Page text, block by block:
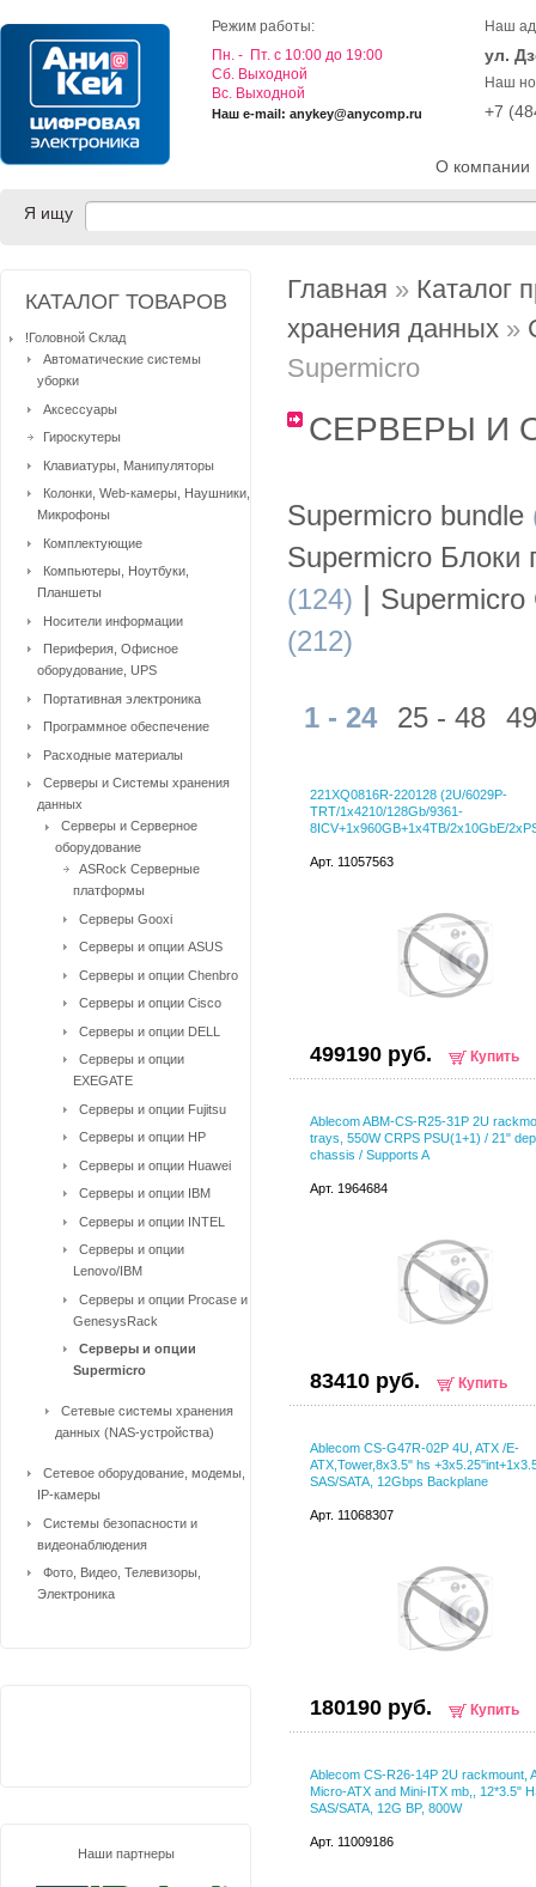
О компании
Режим работы:
Пн. - Пт. с 10:00 до 19:00
Cб. Выходной
Вс. Выходной
Наш e-mail: anykey@anycomp.ru
Наш
ул.
Наш
+7
Я ищу
Главная » Каталог
хранения данных »
Supermicro
СЕРВЕРЫ И
Supermicro bundle
Supermicro Блоки
(124)
(212)
1 - 24 25 - 48
221XQ0816R-220128 (2U/6029P-
TRT/1x4210/128Gb/9361-
8ICV+1x960GB+1x4TB/2x10GbE/
Арт. 11057563
499190 руб. Купить
Ablecom ABM-CS-R25-31P 2U
trays, 550W CRPS PSU(1+1) / 21"
chassis / Supports A
Арт. 1964684
83410 руб. Купить
Ablecom CS-G47R-02P 4U, ATX /E-
ATX,Tower,8x3.5" hs
SAS/SATA, 12Gbps Backplane
Арт. 11068307
180190 руб. Купить
Ablecom CS-R26-14P 2U rackmount,
Micro-ATX and Mini-ITX mb,, 12*3.5"
SAS/SATA, 12G BP, 800W
Арт. 11009186
КАТАЛОГ ТОВАРОВ
!Головной Склад
Автоматические системы
уборки
Аксессуары
Гироскутеры
Клавиатуры, Манипуляторы
Колонки, Web-камеры, Наушники,
Микрофоны
Комплектующие
Компьютеры, Ноутбуки,
Планшеты
Носители информации
Периферия, Офисное
оборудование, UPS
Портативная электроника
Программное обеспечение
Расходные материалы
Серверы и Системы хранения
данных
Серверы и Серверное
оборудование
ASRock Серверные
платформы
Серверы Gooxi
Серверы и опции ASUS
Серверы и опции Chenbro
Серверы и опции Cisco
Серверы и опции DELL
Серверы и опции
EXEGATE
Серверы и опции Fujitsu
Серверы и опции HP
Серверы и опции Huawei
Серверы и опции IBM
Серверы и опции INTEL
Серверы и опции
Lenovo/IBM
Серверы и опции Procase и
GenesysRack
Серверы и опции
Supermicro
Сетевые системы хранения
данных (NAS-устройства)
Сетевое оборудование, модемы,
IP-камеры
Системы безопасности и
видеонаблюдения
Фото, Видео, Телевизоры,
Электроника
Наши партнеры